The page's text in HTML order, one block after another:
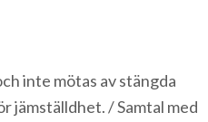
inte mötas av stängda
jämställdhet. / Samtal med